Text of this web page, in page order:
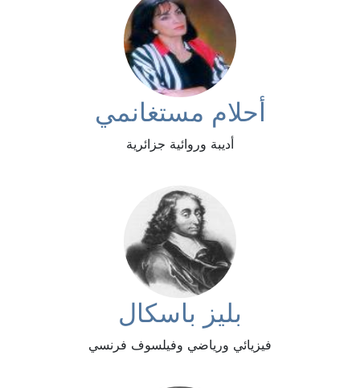
أحلام مستغانمي
أديبة وروائية جزائرية
بليز باسكال
فيزيائي ورياضي وفيلسوف فرنسي